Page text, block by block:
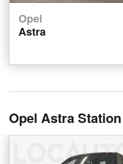
Opel
Astra
Opel Astra